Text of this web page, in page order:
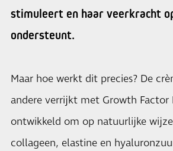
stimuleert en haar veerkracht
ondersteunt.
Maar hoe werkt dit precies? De
andere verrijkt met Growth
ontwikkeld om op natuurlijke
collageen, elastine en